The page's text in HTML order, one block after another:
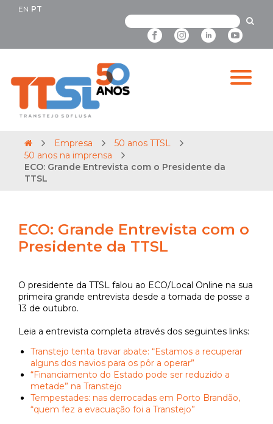
EN PT
Empresa
50 anos TTSL
50 anos na imprensa
ECO: Grande Entrevista com o Presidente da
TTSL
ECO: Grande Entrevista com o
Presidente da TTSL
O presidente da TTSL falou ao ECO/Local Online na sua
primeira grande entrevista desde a tomada de posse a
13 de outubro.
Leia a entrevista completa através dos seguintes links:
Transtejo tenta travar abate: “Estamos a recuperar
alguns dos navios para os pôr a operar”
“Financiamento do Estado pode ser reduzido a
metade” na Transtejo
Tempestades: nas derrocadas em Porto Brandão,
“quem fez a evacuação foi a Transtejo”